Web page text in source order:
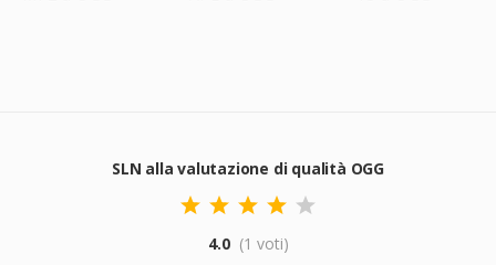
SLN alla valutazione di qualità OGG
4.0 (1 voti)